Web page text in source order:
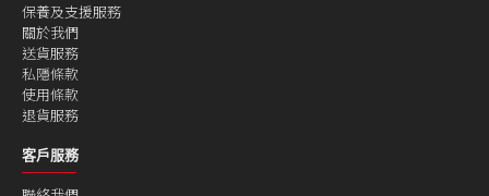
保養及支援服務
關於我們
送貨服務
私隱條款
使用條款
退貨服務
客戶服務